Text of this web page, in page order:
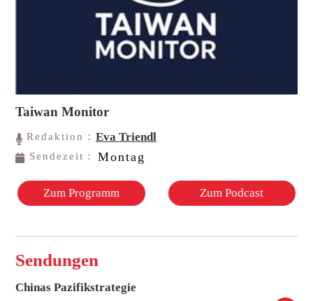
Taiwan Monitor
Redaktion：Eva Triendl
Sendezeit： Montag
Zum Programm Zum Podcast
Sendungen
Chinas Pazifikstrategie